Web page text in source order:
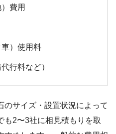
費用
）使用料
行料など）
のサイズ・設置状況によって
も2〜3社に相見積もりを取